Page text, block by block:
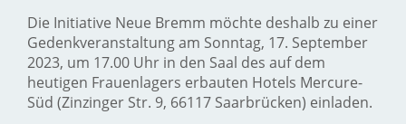
Die Initiative Neue Bremm möchte deshalb zu einer
Gedenkveranstaltung am Sonntag, 17. September
2023, um 17.00 Uhr in den Saal des auf dem
heutigen Frauenlagers erbauten Hotels Mercure-
Süd (Zinzinger Str. 9, 66117 Saarbrücken) einladen.